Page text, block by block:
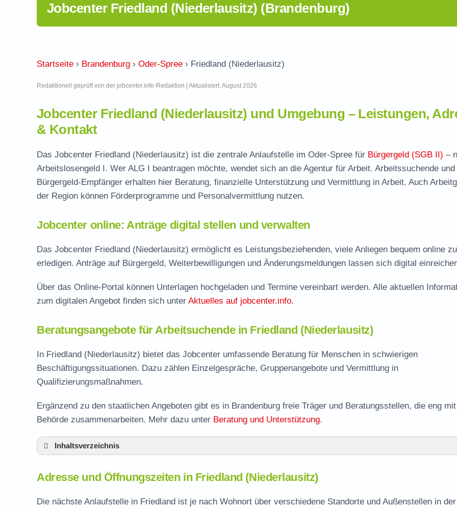
Jobcenter Friedland (Niederlausitz) (Brandenburg)
Startseite › Brandenburg › Oder-Spree › Friedland (Niederlausitz)
Redaktionell geprüft von der jobcenter.info-Redaktion | Aktualisiert: August 2026
Jobcenter Friedland (Niederlausitz) und Umgebung – Leistungen,
& Kontakt
Das Jobcenter Friedland (Niederlausitz) ist die zentrale Anlaufstelle im Oder-Spree für Bürgergeld (SGB II) –
Arbeitslosengeld I. Wer ALG I beantragen möchte, wendet sich an die Agentur für Arbeit. Arbeitssuchende und
Bürgergeld-Empfänger erhalten hier Beratung, finanzielle Unterstützung und Vermittlung in Arbeit. Auch
der Region können Förderprogramme und Personalvermittlung nutzen.
Jobcenter online: Anträge digital stellen und verwalten
Das Jobcenter Friedland (Niederlausitz) ermöglicht es Leistungsbeziehenden, viele Anliegen bequem online zu
erledigen. Anträge auf Bürgergeld, Weiterbewilligungen und Änderungsmeldungen lassen sich digital
Über das Online-Portal können Unterlagen hochgeladen und Termine vereinbart werden. Alle aktuellen
zum digitalen Angebot finden sich unter Aktuelles auf jobcenter.info.
Beratungsangebote für Arbeitsuchende in Friedland (Niederlausitz)
In Friedland (Niederlausitz) bietet das Jobcenter umfassende Beratung für Menschen in schwierigen
Beschäftigungssituationen. Dazu zählen Einzelgespräche, Gruppenangebote und Vermittlung in
Qualifizierungsmaßnahmen.
Ergänzend zu den staatlichen Angeboten gibt es in Brandenburg freie Träger und Beratungsstellen, die eng
Behörde zusammenarbeiten. Mehr dazu unter Beratung und Unterstützung.
Inhaltsverzeichnis
Leistungen der Arbeitsvermittlung in Friedland
Termin vereinbaren und Bürgergeld beantragen
Adresse und Öffnungszeiten in Friedland (Niederlausitz)
Die nächste Anlaufstelle in Friedland ist je nach Wohnort über verschiedene Standorte und Außenstellen in